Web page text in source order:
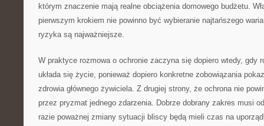
którym znaczenie mają realne obciążenia domowego budżetu.
pierwszym krokiem nie powinno być wybieranie najtańszego
ryzyka są najważniejsze.
W praktyce rozmowa o ochronie zaczyna się dopiero wtedy, gdy
układa się życie, ponieważ dopiero konkretne zobowiązania
zdrowia głównego żywiciela. Z drugiej strony, że ochrona nie
przez pryzmat jednego zdarzenia. Dobrze dobrany zakres musi
razie poważnej zmiany sytuacji bliscy będą mieli czas na